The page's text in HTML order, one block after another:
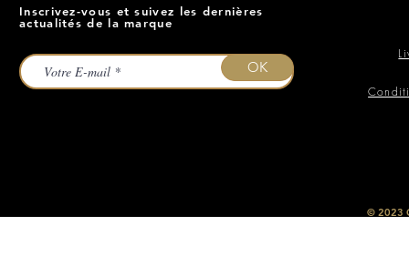
Inscrivez-vous et suivez les dernières
actualités de la marque
OK
​© 2023